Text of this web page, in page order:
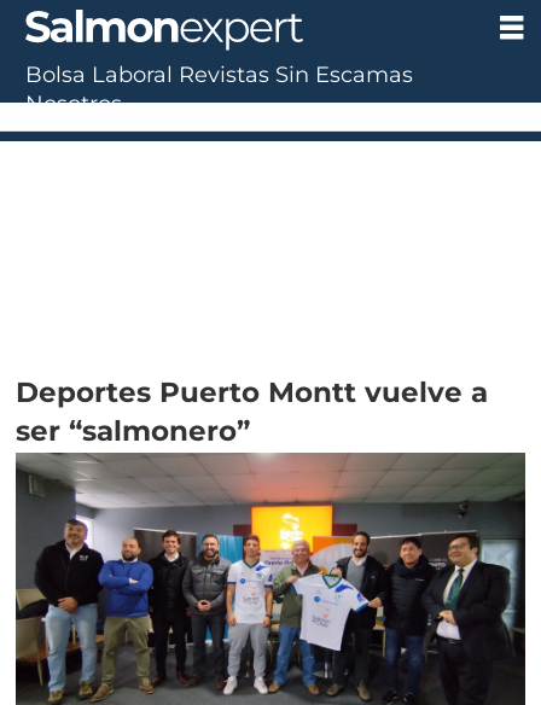
Deportes Puerto Montt vuelve a
ser “salmonero”
Bolsa Laboral Revistas Sin Escamas
Nosotros